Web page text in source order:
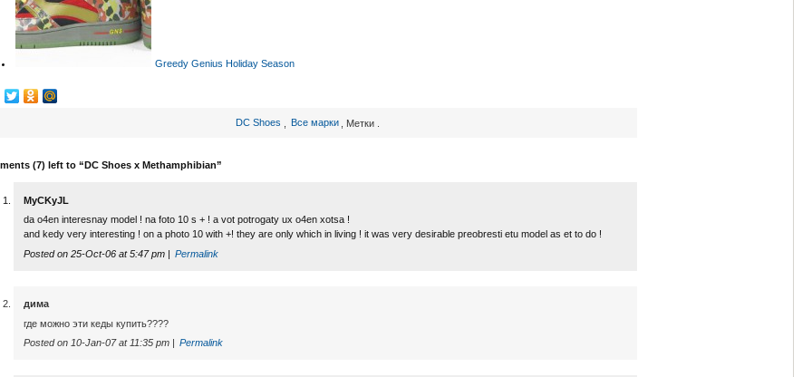
Greedy Genius Holiday Season
DC Shoes Все марки , Метки .
(7) left to “DC Shoes x Methamphibian”
MyCKyJL
da o4en interesnay model ! na foto 10 s + ! a vot potrogaty ux o4en xotsa !
and kedy very interesting ! on a photo 10 with +! they are only which in living ! it was very desirable preobresti etu model as et to do !
Posted on 25-Oct-06 at 5:47 pm | Permalink
дима
где можно эти кеды купить????
Posted on 10-Jan-07 at 11:35 pm |
Permalink